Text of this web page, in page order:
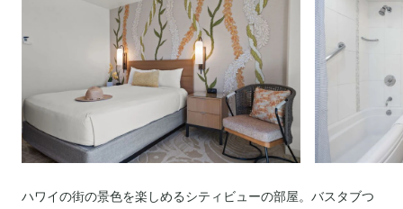
ハワイの街の景色を楽しめるシティビューの部屋。バスタブつ